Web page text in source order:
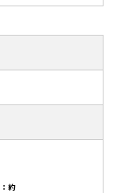
約